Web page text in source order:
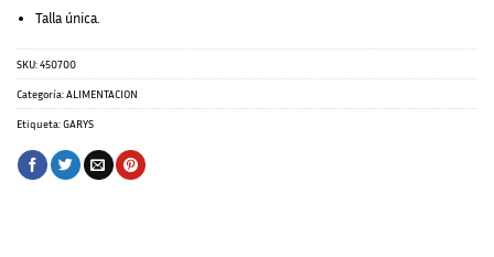
Talla única.
SKU:450700
Categoría:ALIMENTACION
Etiqueta:GARYS